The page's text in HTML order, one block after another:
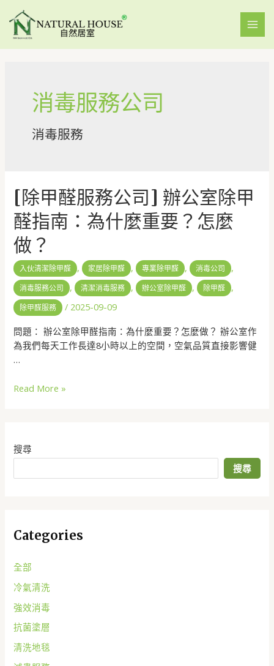
搜尋
搜尋
Categories
全部
冷氣清洗
強效消毒
抗菌塗層
清洗地毯
消毒服務公司
消毒服務
[除甲醛服務公司] 辦公室除甲
醛指南：為什麼重要？怎麼
做？
入伙清潔除甲醛 , 家居除甲醛 , 專業除甲醛 , 消毒公司 ,
消毒服務公司 , 清潔消毒服務 , 辦公室除甲醛 , 除甲醛 ,
除甲醛服務 / 2025-09-09
問題： 辦公室除甲醛指南：為什麼重要？怎麼做？ 辦公室作
為我們每天工作長達8小時以上的空間，空氣品質直接影響健
…
Read More »